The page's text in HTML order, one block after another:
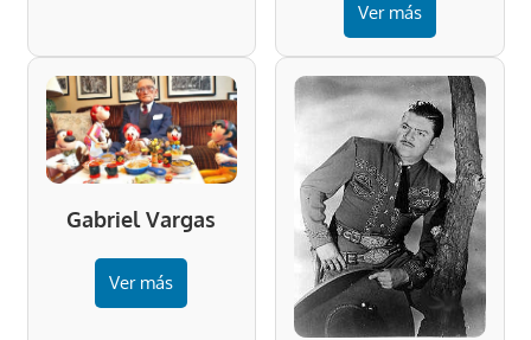
Ver más
Gabriel Vargas
Ver más